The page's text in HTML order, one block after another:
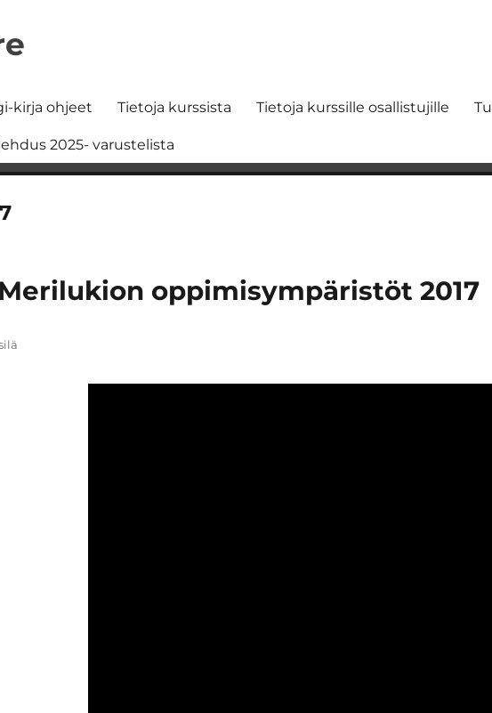
kirja ohjeet Tietoja kurssista Tietoja kurssille osallistujille
2025- varustelista
oppimisympäristöt 2017